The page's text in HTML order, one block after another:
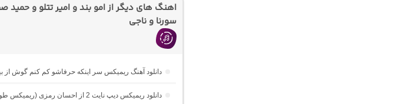
اهنگ های دیگر از امو بند و امیر تتلو و
سورنا و ناجی
دانلود آهنگ ریمیکس سر اینکه حرفاشو کم کنم گوش
دانلود ریمیکس دیپ نایت 2 از احسان رمزی (ریمیکس طولانی غمگین)